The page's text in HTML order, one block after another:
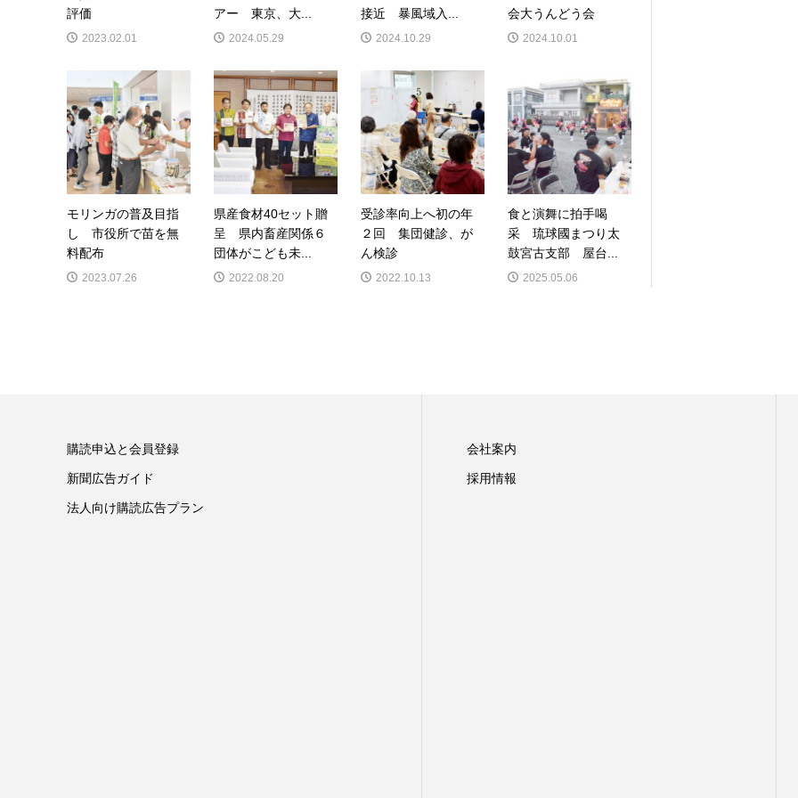
評価
2023.02.01
アー 東京、大...
2024.05.29
接近 暴風域入...
2024.10.29
会大うんどう会
2024.10.01
モリンガの普及目指
し 市役所で苗を無
料配布
2023.07.26
県産食材40セット贈
呈 県内畜産関係６
団体がこども未...
2022.08.20
受診率向上へ初の年
２回 集団健診、が
ん検診
2022.10.13
食と演舞に拍手喝
采 琉球國まつり太
鼓宮古支部 屋台...
2025.05.06
購読申込と会員登録
新聞広告ガイド
法人向け購読広告プラン
会社案内
採用情報